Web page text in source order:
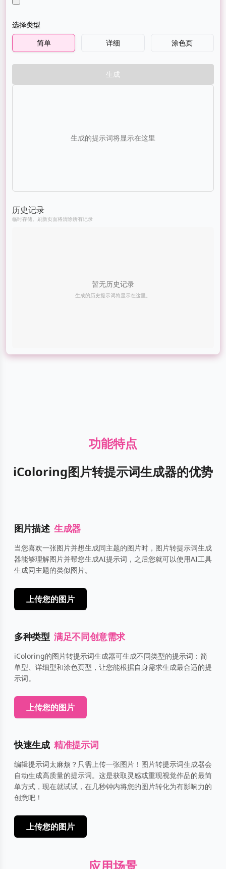
选择类型
简单
详细 涂色页
生成
生成的提示词将显示在这里
历史记录
临时存储。刷新页面将清除所有记录
暂无历史记录
生成的历史提示词将显示在这里。
功能特点
iColoring图片转提示词生成器的优势
图片描述生成器
当您喜欢一张图片并想生成同主题的图片时，图片转提示词生成
器能够理解图片并帮您生成AI提示词，之后您就可以使用AI工具
生成同主题的类似图片。
上传您的图片
多种类型满足不同创意需求
iColoring的图片转提示词生成器可生成不同类型的提示词：简
单型、详细型和涂色页型，让您能根据自身需求生成最合适的提
示词。
上传您的图片
快速生成精准提示词
编辑提示词太麻烦？只需上传一张图片！图片转提示词生成器会
自动生成高质量的提示词。这是获取灵感或重现视觉作品的最简
单方式，现在就试试，在几秒钟内将您的图片转化为有影响力的
创意吧！
上传您的图片